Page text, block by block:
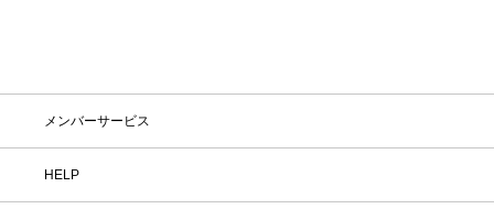
メンバーサービス
HELP